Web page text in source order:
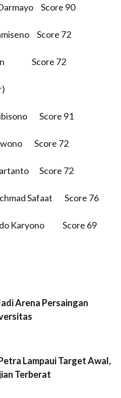
Score 90
Score 72
Score 72
Score 91
Score 72
Score 72
Safaat Score 76
Karyono Score 69
Arena Persaingan
Lampaui Target Awal,
Terberat